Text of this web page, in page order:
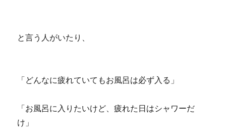
と言う人がいたり、
「どんなに疲れていてもお風呂は必ず入る」
「お風呂に入りたいけど、疲れた日はシャワーだ
け」